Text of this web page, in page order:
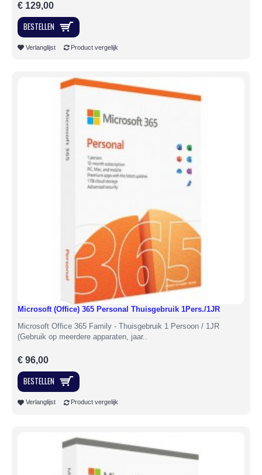
€ 129,00
BESTELLEN
Verlanglijst Product vergelijk
Microsoft (Office) 365 Personal Thuisgebruik 1Pers./1JR
Microsoft Office 365 Family - Thuisgebruik 1 Persoon / 1JR
(Gebruik op meerdere apparaten, jaar..
€ 96,00
BESTELLEN
Verlanglijst Product vergelijk